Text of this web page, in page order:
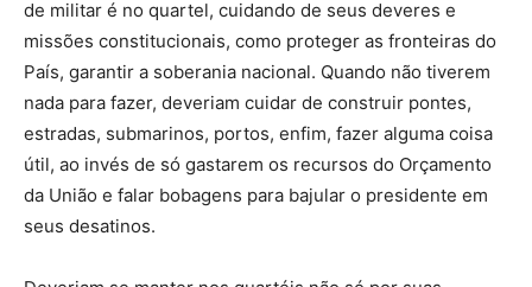
de militar é no quartel, cuidando de seus deveres e
missões constitucionais, como proteger as fronteiras do
País, garantir a soberania nacional. Quando não tiverem
nada para fazer, deveriam cuidar de construir pontes,
estradas, submarinos, portos, enfim, fazer alguma coisa
útil, ao invés de só gastarem os recursos do Orçamento
da União e falar bobagens para bajular o presidente em
seus desatinos.